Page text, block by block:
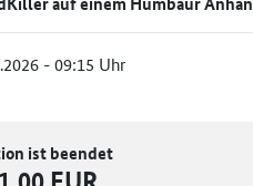
- 09:15 Uhr
ist beendet